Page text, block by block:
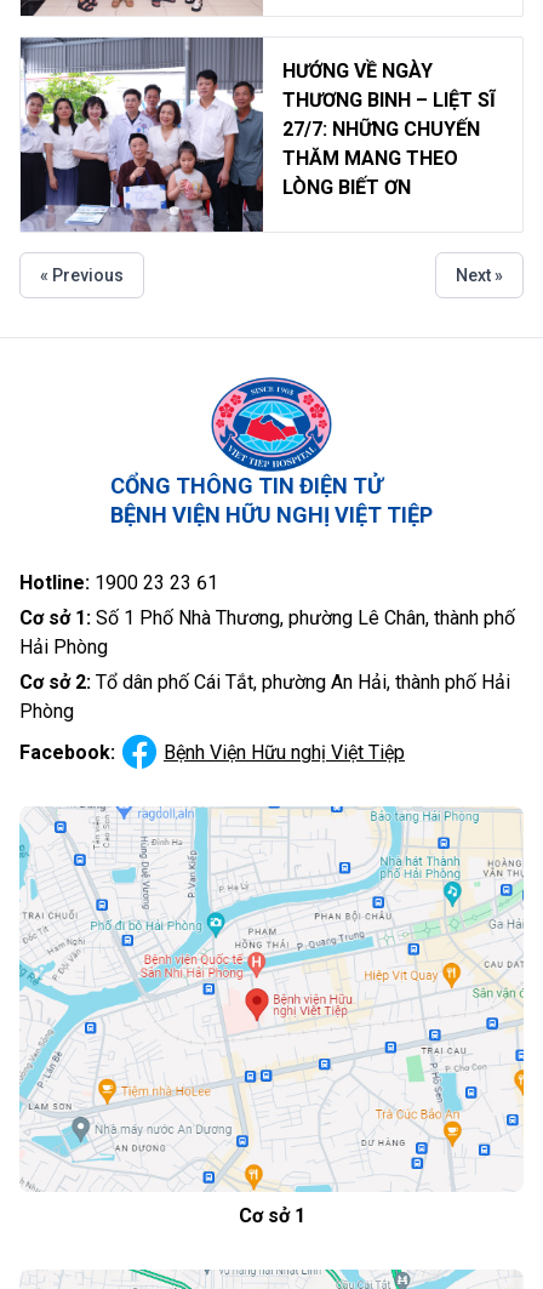
HƯỚNG VỀ NGÀY
THƯƠNG BINH – LIỆT SĨ
27/7: NHỮNG CHUYẾN
THĂM MANG THEO
LÒNG BIẾT ƠN
« Previous Next »
CỔNG THÔNG TIN ĐIỆN TỬ
BỆNH VIỆN HỮU NGHỊ VIỆT TIỆP
Hotline: 1900 23 23 61
Cơ sở 1: Số 1 Phố Nhà Thương, phường Lê Chân, thành phố
Hải Phòng
Cơ sở 2: Tổ dân phố Cái Tắt, phường An Hải, thành phố Hải
Phòng
Facebook:
Bệnh Viện Hữu nghị Việt Tiệp
Cơ sở 1